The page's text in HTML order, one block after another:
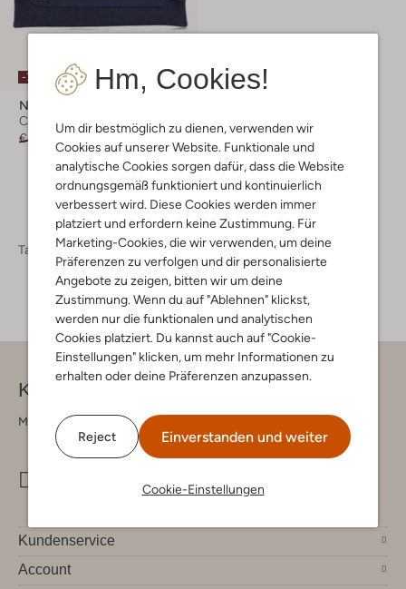
Hm, Cookies!
Um dir bestmöglich zu dienen, verwenden wir
Cookies auf unserer Website. Funktionale und
analytische Cookies sorgen dafür, dass die Website
ordnungsgemäß funktioniert und kontinuierlich
verbessert wird. Diese Cookies werden immer
platziert und erfordern keine Zustimmung. Für
Marketing-Cookies, die wir verwenden, um deine
Präferenzen zu verfolgen und dir personalisierte
Angebote zu zeigen, bitten wir um deine
Zustimmung. Wenn du auf "Ablehnen" klickst,
werden nur die funktionalen und analytischen
Cookies platziert. Du kannst auch auf "Cookie-
Einstellungen" klicken, um mehr Informationen zu
erhalten oder deine Präferenzen anzupassen.
Reject Einverstanden und weiter
Cookie-Einstellungen
-70%
Notre-V
Clutch
€ 79,95
€ 23,99
Taschen Clutches Damen
Kontakt
Montag - Freitag 09:00 - 17:00 uur
Kundenservice
Account